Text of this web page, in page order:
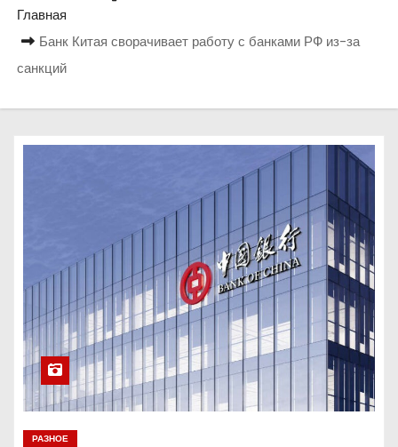
Главная
Банк Китая сворачивает работу с банками РФ из-за
санкций
РАЗНОЕ